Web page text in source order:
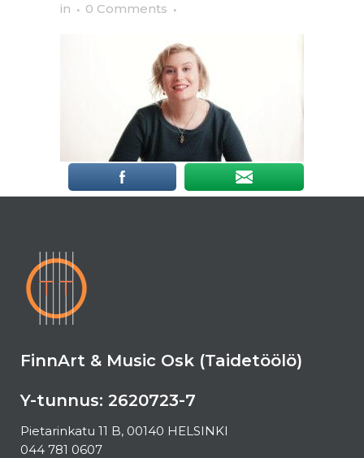
in 0 Comments
FinnArt & Music Osk (Taidetöölö)
Y-tunnus: 2620723-7
Pietarinkatu 11 B, 00140 HELSINKI
044 781 0607